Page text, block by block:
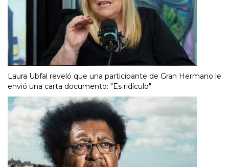
Laura Ubfal reveló que una participante de Gran Hermano le
envió una carta documento: "Es ridículo"